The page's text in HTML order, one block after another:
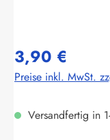
3,90 €
Preise inkl. MwSt.
Versandfertig in